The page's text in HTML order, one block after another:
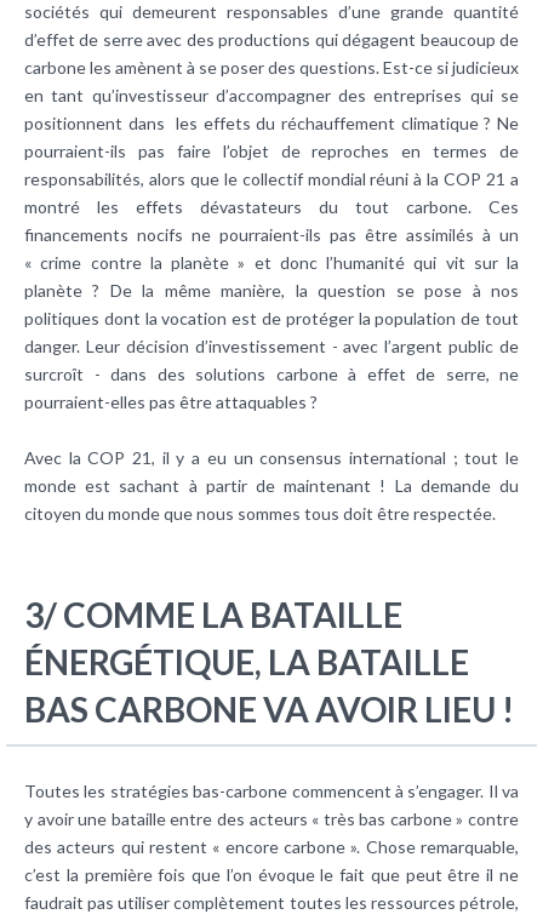
sociétés qui demeurent responsables d’une grande quantité
d’effet de serre avec des productions qui dégagent beaucoup de
carbone les amènent à se poser des questions. Est-ce si judicieux
en tant qu’investisseur d’accompagner des entreprises qui se
positionnent dans les effets du réchauffement climatique ? Ne
pourraient-ils pas faire l’objet de reproches en termes de
responsabilités, alors que le collectif mondial réuni à la COP 21 a
montré les effets dévastateurs du tout carbone. Ces
financements nocifs ne pourraient-ils pas être assimilés à un
« crime contre la planète » et donc l’humanité qui vit sur la
planète ? De la même manière, la question se pose à nos
politiques dont la vocation est de protéger la population de tout
danger. Leur décision d’investissement - avec l’argent public de
surcroît - dans des solutions carbone à effet de serre, ne
pourraient-elles pas être attaquables ?
Avec la COP 21, il y a eu un consensus international ; tout le
monde est sachant à partir de maintenant ! La demande du
citoyen du monde que nous sommes tous doit être respectée.
3/ COMME LA BATAILLE
ÉNERGÉTIQUE, LA BATAILLE
BAS CARBONE VA AVOIR LIEU !
Toutes les stratégies bas-carbone commencent à s’engager. Il va
y avoir une bataille entre des acteurs « très bas carbone » contre
des acteurs qui restent « encore carbone ». Chose remarquable,
c’est la première fois que l’on évoque le fait que peut être il ne
faudrait pas utiliser complètement toutes les ressources pétrole,